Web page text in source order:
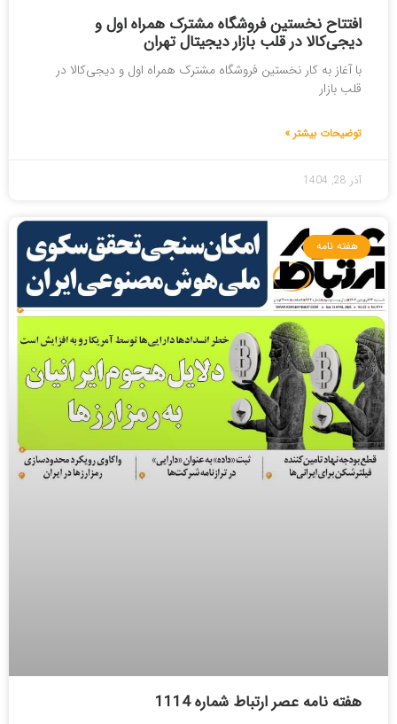
افتتاح نخستین فروشگاه مشترک همراه اول و
دیجی‌کالا در قلب بازار دیجیتال تهران
با آغاز به کار نخستین فروشگاه مشترک همراه اول و دیجی‌کالا در
قلب بازار
توضیحات بیشتر »
آذر 28, 1404
هفته نامه
هفته نامه عصر ارتباط شماره 1114